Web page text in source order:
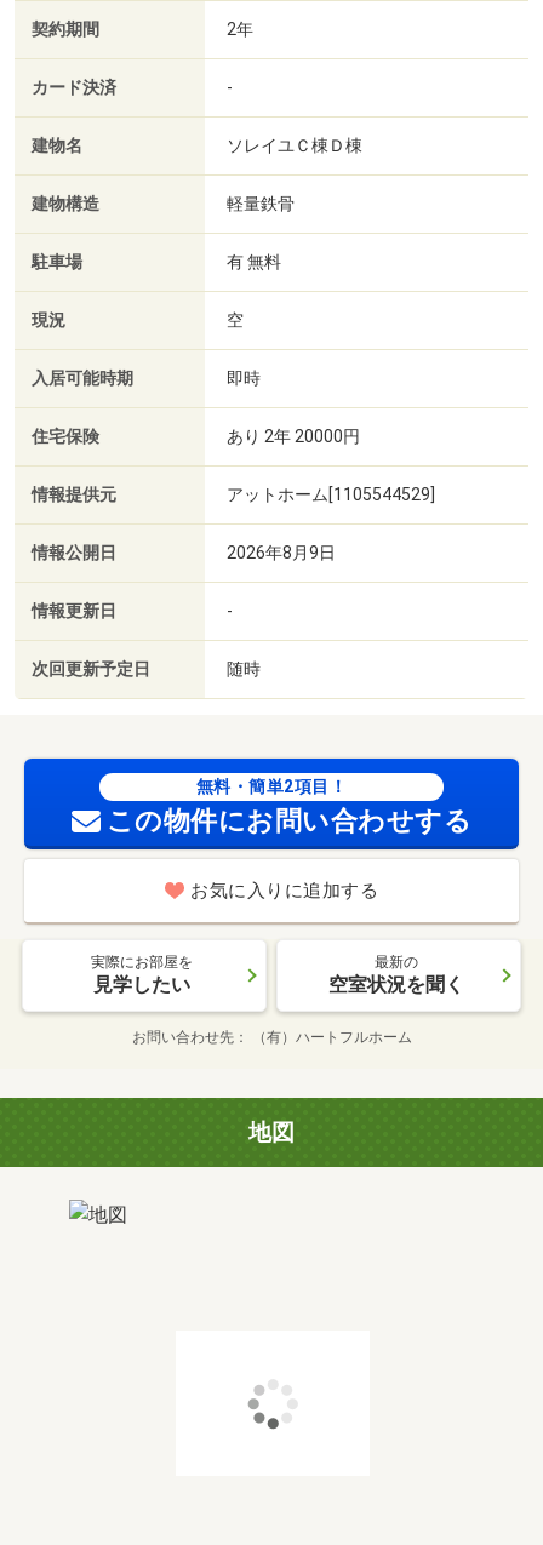
契約期間 2年
カード決済 -
建物名 ソレイユＣ棟Ｄ棟
建物構造 軽量鉄骨
駐車場 有 無料
現況 空
入居可能時期 即時
住宅保険 あり 2年 20000円
情報提供元 アットホーム[1105544529]
情報公開日 2026年8月9日
情報更新日 -
次回更新予定日 随時
無料・簡単2項目！
この物件にお問い合わせする
お気に入りに追加する
実際にお部屋を
見学したい
最新の
空室状況を聞く
お問い合わせ先 （有）ハートフルホーム
地図